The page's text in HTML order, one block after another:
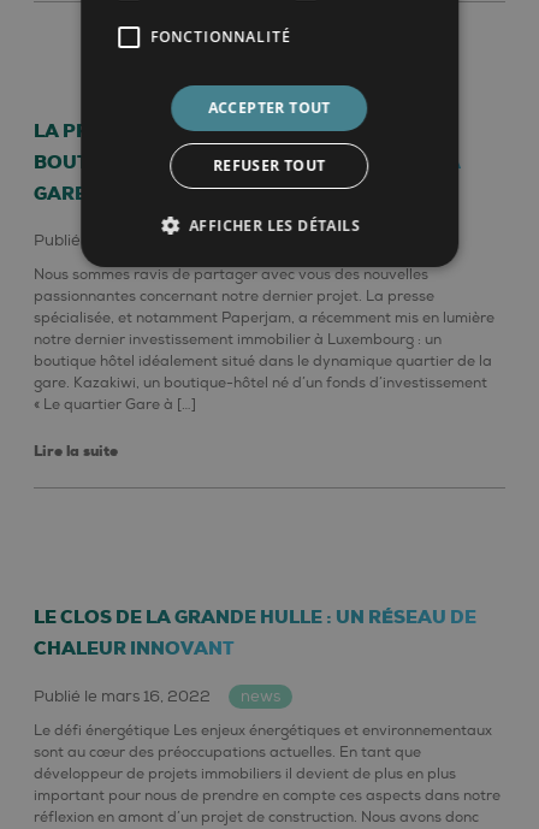
LA PRESSE PARLE DE NOUS : KAZAKIWI,
BOUTIQUE-HÔTEL DANS LE QUARTIER DE LA
GARE À LUXEMBOURG
Publié le août 1, 2023
Nous sommes ravis de partager avec vous des nouvelles
passionnantes concernant notre dernier projet. La presse
spécialisée, et notamment Paperjam, a récemment mis en lumière
notre dernier investissement immobilier à Luxembourg : un
boutique hôtel idéalement situé dans le dynamique quartier de la
gare. Kazakiwi, un boutique-hôtel né d’un fonds d’investissement
« Le quartier Gare à […]
Lire la suite
LE CLOS DE LA GRANDE HULLE : UN RÉSEAU DE
CHALEUR INNOVANT
Publié le mars 16, 2022 news
Le défi énergétique Les enjeux énergétiques et environnementaux
sont au cœur des préoccupations actuelles. En tant que
développeur de projets immobiliers il devient de plus en plus
important pour nous de prendre en compte ces aspects dans notre
réflexion en amont d’un projet de construction. Nous avons donc
FONCTIONNALITÉ
ACCEPTER TOUT
REFUSER TOUT
AFFICHER LES DÉTAILS